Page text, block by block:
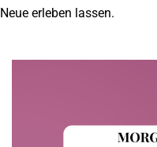
Neue erleben lassen.